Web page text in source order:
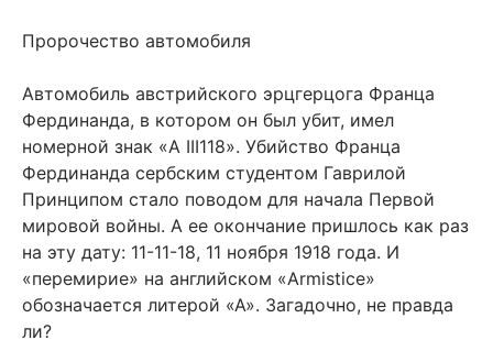
Пророчество автомобиля
Автомобиль австрийского эрцгерцога Франца
Фердинанда, в котором он был убит, имел
номерной знак «A III118». Убийство Франца
Фердинанда сербским студентом Гаврилой
Принципом стало поводом для начала Первой
мировой войны. А ее окончание пришлось как раз
на эту дату: 11-11-18, 11 ноября 1918 года. И
«перемирие» на английском «Armistice»
обозначается литерой «А». Загадочно, не правда
ли?